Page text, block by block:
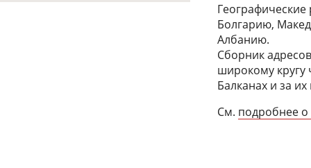
Болгарию,
Албанию.
Сборник
широкому кругу
Балканах и за
См. подробнее о